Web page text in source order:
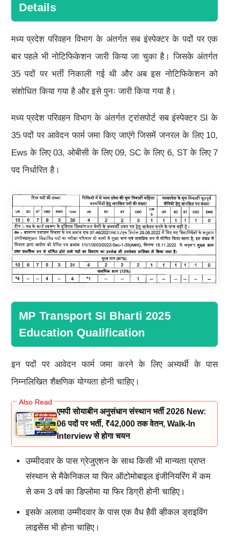
Details
मध्य प्रदेश परिवहन विभाग के अंतर्गत सब इंस्पेक्टर के पदों पर एक
बार पहले भी नोटिफिकेशन जारी किया जा चुका है। जिसके अंतर्गत
35 पदों पर भर्ती निकाली गई थी और अब इस नोटिफिकेशन को
संशोधित किया गया है और इसे पुनः जारी किया गया है।
मध्य प्रदेश परिवहन विभाग के अंतर्गत ट्रांसपोर्ट सब इंस्पेक्टर SI के
35 पदों पर आवेदन फार्म जमा किए जाएंगे जिसमें जनरल के लिए 10,
Ews के लिए 03, ओबीसी के लिए 09, SC के लिए 6, ST के लिए 7
पद निर्धारित है।
MP Transport SI Bharti 2025
Education Qualification
इन पदों पर आवेदन फार्म जमा करने के लिए अभ्यर्थी के पास
निम्नलिखित शैक्षणिक योग्यता होनी चाहिए।
एमपी सोयाबीन अनुसंधान संस्थान भर्ती 2026 New:
06 पदों पर भर्ती, ₹42,000 तक वेतन, Walk-In
Interview से होगा चयन
उम्मीदवार के पास ग्रेजुएशन के साथ किसी भी मान्यता प्राप्त
संस्थान से मैकेनिकल या फिर ऑटोमोबाइल इंजीनियरिंग में कम
से कम 3 वर्ष का डिप्लोमा या फिर डिग्री होनी चाहिए।
इसके अलावा उम्मीदवार के पास एक वैध हैवी व्हीकल ड्राइविंग
लाइसेंस भी होना चाहिए।